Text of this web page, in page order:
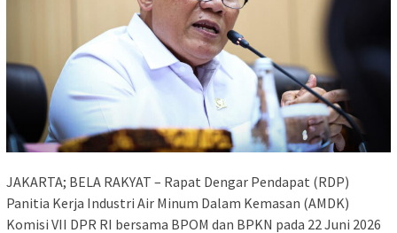
JAKARTA; BELA RAKYAT – Rapat Dengar Pendapat (RDP)
Panitia Kerja Industri Air Minum Dalam Kemasan (AMDK)
Komisi VII DPR RI bersama BPOM dan BPKN pada 22 Juni 2026